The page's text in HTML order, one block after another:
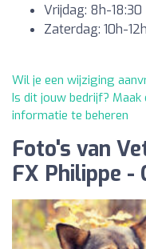
Vrijdag: 8h-18:30
Zaterdag: 10h-12h
Wil je een wijziging
Is dit jouw bedrijf?
informatie te beheren
Foto's van
FX Philippe -